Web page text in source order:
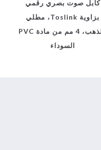
كابل صوت بصري رقمي
بزاوية Toslink، مطلي
بالذهب، 4 مم من مادة PVC
السوداء